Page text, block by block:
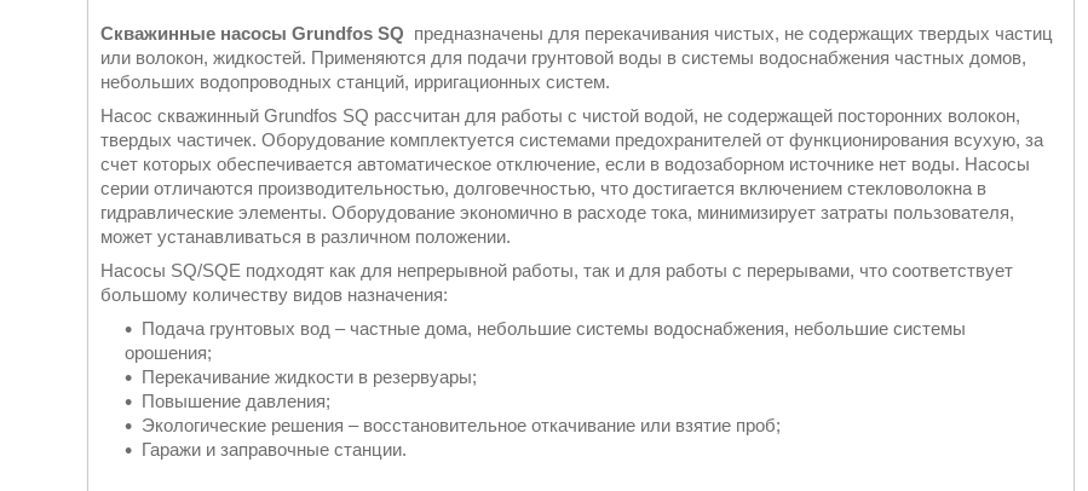
Скважинные насосы Grundfos SQ предназначены для перекачивания чистых, не содержащих твердых частиц
или волокон, жидкостей. Применяются для подачи грунтовой воды в системы водоснабжения частных домов,
небольших водопроводных станций, ирригационных систем.
Насос скважинный Grundfos SQ рассчитан для работы с чистой водой, не содержащей посторонних волокон,
твердых частичек. Оборудование комплектуется системами предохранителей от функционирования всухую, за
счет которых обеспечивается автоматическое отключение, если в водозаборном источнике нет воды. Насосы
серии отличаются производительностью, долговечностью, что достигается включением стекловолокна в
гидравлические элементы. Оборудование экономично в расходе тока, минимизирует затраты пользователя,
может устанавливаться в различном положении.
Насосы SQ/SQE подходят как для непрерывной работы, так и для работы с перерывами, что соответствует
большому количеству видов назначения:
Подача грунтовых вод – частные дома, небольшие системы водоснабжения, небольшие системы
орошения;
Перекачивание жидкости в резервуары;
Повышение давления;
Экологические решения – восстановительное откачивание или взятие проб;
Гаражи и заправочные станции.